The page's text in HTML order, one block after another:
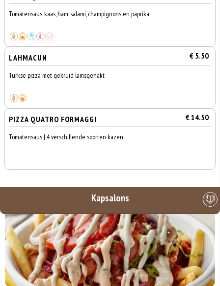
Tomatensaus, kaas, ham, salami, champignons en paprika
LAHMACUN € 5.50
Turkse pizza met gekruid lamsgehakt
PIZZA QUATRO FORMAGGI € 14.50
Tomatensaus | 4 verschillende soorten kazen
Kapsalons